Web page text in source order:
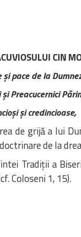
CIN
şi pace de la
Preacucernici
şi credincioase,
de grijă a lui
de la
Tradiții a
Coloseni 1, 15).